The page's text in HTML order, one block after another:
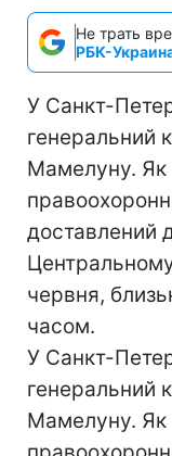
Не трать
РБК-
У Санкт-
генеральний
Мамелуну. Як
доставлений
червня,
часом.
У Санкт-
генеральний
Мамелуну. Як